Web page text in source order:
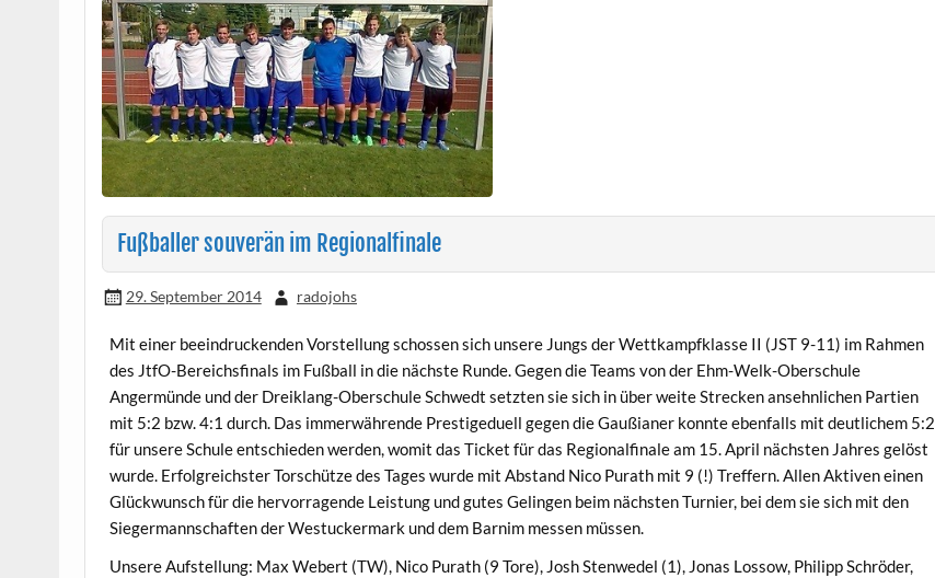
Fußballer souverän im Regionalfinale
29. September 2014 radojohs
Mit einer beeindruckenden Vorstellung schossen sich unsere Jungs der Wettkampfklasse II (JST 9-11) im Rahmen
des JtfO-Bereichsfinals im Fußball in die nächste Runde. Gegen die Teams von der Ehm-Welk-Oberschule
Angermünde und der Dreiklang-Oberschule Schwedt setzten sie sich in über weite Strecken ansehnlichen Partien
mit 5:2 bzw. 4:1 durch. Das immerwährende Prestigeduell gegen die Gaußianer konnte ebenfalls mit deutlichem 5:2
für unsere Schule entschieden werden, womit das Ticket für das Regionalfinale am 15. April nächsten Jahres gelöst
wurde. Erfolgreichster Torschütze des Tages wurde mit Abstand Nico Purath mit 9 (!) Treffern. Allen Aktiven einen
Glückwunsch für die hervorragende Leistung und gutes Gelingen beim nächsten Turnier, bei dem sie sich mit den
Siegermannschaften der Westuckermark und dem Barnim messen müssen.
Unsere Aufstellung: Max Webert (TW), Nico Purath (9 Tore), Josh Stenwedel (1), Jonas Lossow, Philipp Schröder,